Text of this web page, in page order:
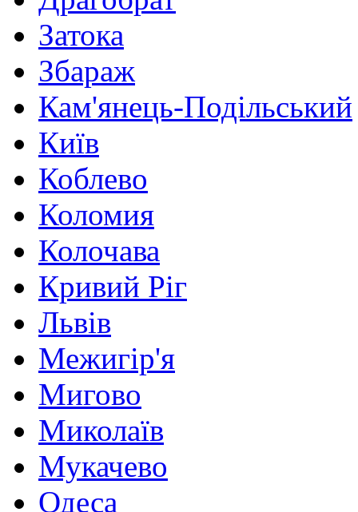
Затока
Збараж
Кам'янець-Подільський
Київ
Коблево
Коломия
Колочава
Кривий Ріг
Львів
Межигір'я
Мигово
Миколаїв
Мукачево
Одеса